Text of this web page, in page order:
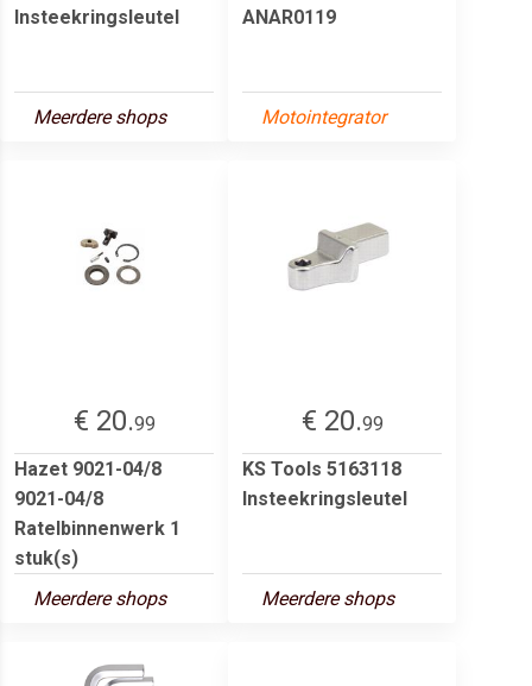
Insteekringsleutel
Meerdere shops
ANAR0119
Motointegrator
€ 20.99
Hazet 9021-04/8
9021-04/8
Ratelbinnenwerk 1
stuk(s)
Meerdere shops
€ 20.99
KS Tools 5163118
Insteekringsleutel
Meerdere shops